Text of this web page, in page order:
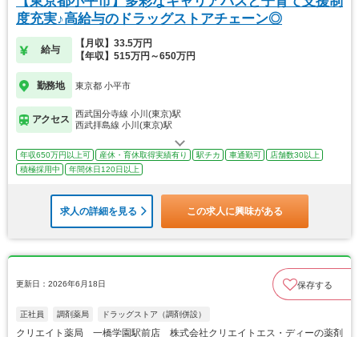
度充実♪高給与のドラッグストアチェーン◎
給与
【月収】33.5万円
【年収】515万円～650万円
勤務地 東京都 小平市
アクセス
西武国分寺線 小川(東京)駅
西武拝島線 小川(東京)駅
年収650万円以上可 産休・育休取得実績有り 駅チカ 車通勤可
店舗数30以上
積極採用中
年間休日120日以上
求人の詳細を見る この求人に興味がある
更新日：2026年6月18日 保存する
正社員 調剤薬局 ドラッグストア（調剤併設）
クリエイト薬局 一橋学園駅前店 株式会社クリエイトエス・ディーの薬剤